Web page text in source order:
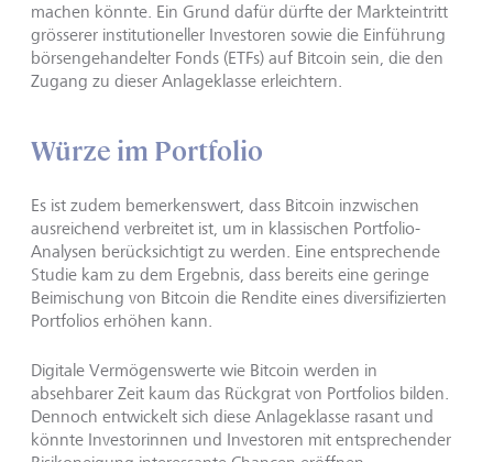
machen könnte. Ein Grund dafür dürfte der Markteintritt
grösserer institutioneller Investoren sowie die Einführung
börsengehandelter Fonds (ETFs) auf Bitcoin sein, die den
Zugang zu dieser Anlageklasse erleichtern.
Würze im Portfolio
Es ist zudem bemerkenswert, dass Bitcoin inzwischen
ausreichend verbreitet ist, um in klassischen Portfolio-
Analysen berücksichtigt zu werden. Eine entsprechende
Studie kam zu dem Ergebnis, dass bereits eine geringe
Beimischung von Bitcoin die Rendite eines diversifizierten
Portfolios erhöhen kann.
Digitale Vermögenswerte wie Bitcoin werden in
absehbarer Zeit kaum das Rückgrat von Portfolios bilden.
Dennoch entwickelt sich diese Anlageklasse rasant und
könnte Investorinnen und Investoren mit entsprechender